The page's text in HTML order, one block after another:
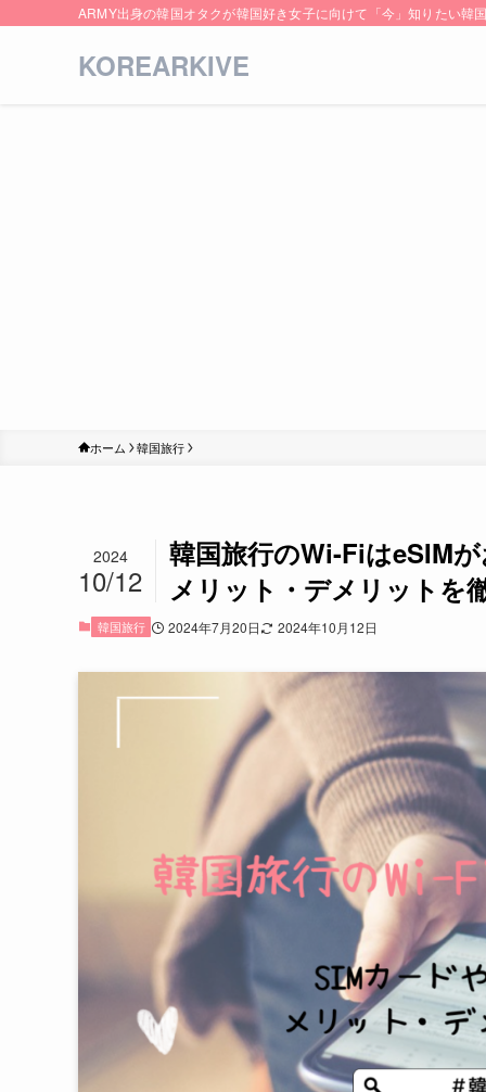
ARMY出身の韓国オタクが韓国好き女子に向けて「今」知りたい韓
KOREARKIVE
ホーム 韓国旅行
韓国旅行のWi-FiはeSIM
メリット・デメリットを
2024
10/12
韓国旅行 2024年7月20日 2024年10月12日